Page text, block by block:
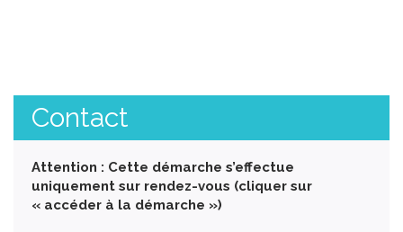
Contact
Attention : Cette démarche s’effectue
uniquement sur rendez-vous (cliquer sur
« accéder à la démarche »)